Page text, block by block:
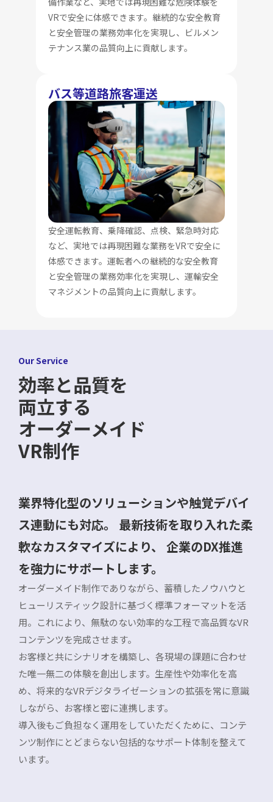
VRで安全に体感できます。継続的な安全教育
と安全管理の業務効率化を実現し、ビルメン
テナンス業の品質向上に貢献します。
バス等道路旅客運送
安全運転教育、乗降確認、点検、緊急時対応
など、実地では再現困難な業務をVRで安全に
体感できます。運転者への継続的な安全教育
と安全管理の業務効率化を実現し、運輸安全
マネジメントの品質向上に貢献します。
Our Service
効率と品質を
両立する
オーダーメイド
VR制作
業界特化型のソリューションや触覚デバイ
ス連動にも対応。
最新技術を取り入れた柔
軟なカスタマイズにより、
企業のDX推進
を強力にサポートします。
オーダーメイド制作でありながら、蓄積したノウハウと
ヒューリスティック設計に基づく標準フォーマットを活
用。これにより、無駄のない効率的な工程で高品質なVR
コンテンツを完成させます。
お客様と共にシナリオを構築し、各現場の課題に合わせ
た唯一無二の体験を創出します。生産性や効率化を高
め、将来的なVRデジタライゼーションの拡張を常に意識
しながら、お客様と密に連携します。
導入後もご負担なく運用をしていただくために、コンテ
ンツ制作にとどまらない包括的なサポート体制を整えて
います。